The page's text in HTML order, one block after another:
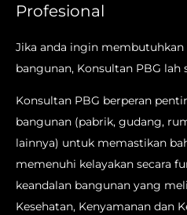
Profesional
Jika anda ingin membutuhkan
bangunan, Konsultan PBG lah
Konsultan PBG berperan
bangunan (pabrik, gudang,
lainnya) untuk memastikan
memenuhi kelayakan secara
keandalan bangunan yang
Kesehatan, Kenyamanan dan